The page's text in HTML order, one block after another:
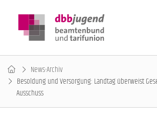
News-Archiv
Besoldung und Versorgung: Landtag überweist
Ausschuss